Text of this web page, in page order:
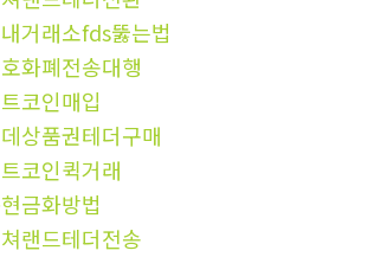
거래소fds뚫는법
화폐전송대행
코인매입
상품권테더구매
코인퀵거래
금화방법
랜드테더전송